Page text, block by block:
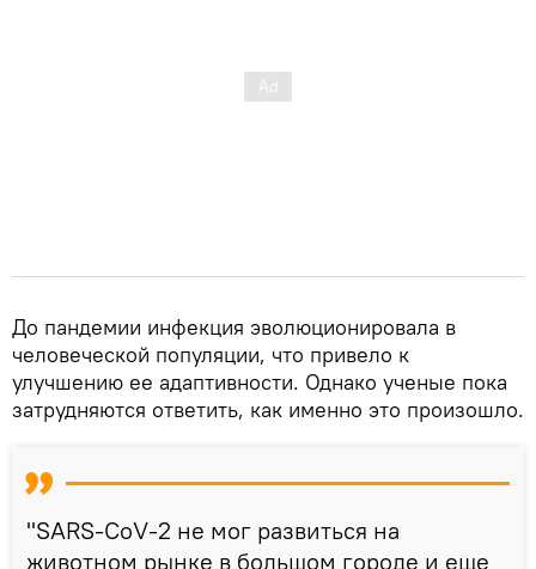
До пандемии инфекция эволюционировала в
человеческой популяции, что привело к
улучшению ее адаптивности. Однако ученые пока
затрудняются ответить, как именно это произошло.
"SARS-CoV-2 не мог развиться на
животном рынке в большом городе и еще